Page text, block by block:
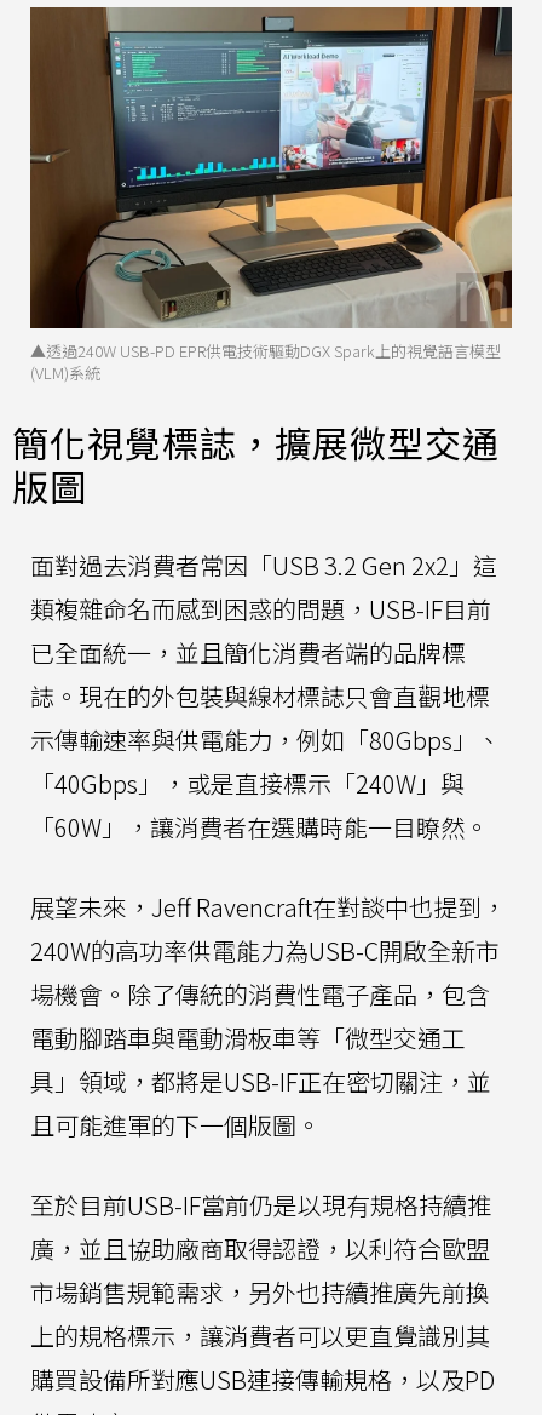
▲透過240W USB-PD EPR供電技術驅動DGX Spark上的視覺語言模型
(VLM)系統
簡化視覺標誌，擴展微型交通
版圖
面對過去消費者常因「USB 3.2 Gen 2x2」這
類複雜命名而感到困惑的問題，USB-IF目前
已全面統一，並且簡化消費者端的品牌標
誌。現在的外包裝與線材標誌只會直觀地標
示傳輸速率與供電能力，例如「80Gbps」、
「40Gbps」，或是直接標示「240W」與
「60W」，讓消費者在選購時能一目瞭然。
展望未來，Jeff Ravencraft在對談中也提到，
240W的高功率供電能力為USB-C開啟全新市
場機會。除了傳統的消費性電子產品，包含
電動腳踏車與電動滑板車等「微型交通工
具」領域，都將是USB-IF正在密切關注，並
且可能進軍的下一個版圖。
至於目前USB-IF當前仍是以現有規格持續推
廣，並且協助廠商取得認證，以利符合歐盟
市場銷售規範需求，另外也持續推廣先前換
上的規格標示，讓消費者可以更直覺識別其
購買設備所對應USB連接傳輸規格，以及PD